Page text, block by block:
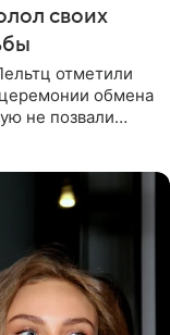
своих
отметили
обмена
не позвали